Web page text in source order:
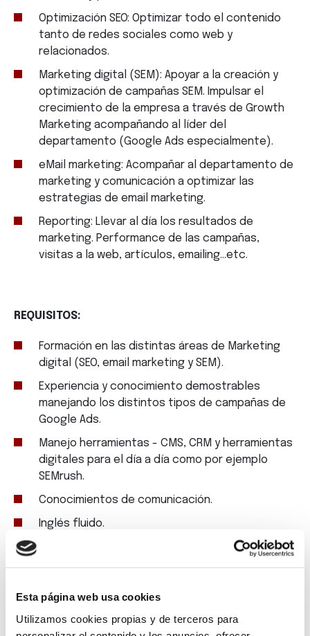
Esta página web usa cookies
Utilizamos cookies propias y de terceros para
Optimización SEO: Optimizar todo el contenido
tanto de redes sociales como web y
relacionados.
Marketing digital (SEM): Apoyar a la creación y
optimización de campañas SEM. Impulsar el
crecimiento de la empresa a través de Growth
Marketing acompañando al líder del
departamento (Google Ads especialmente).
eMail marketing: Acompañar al departamento de
marketing y comunicación a optimizar las
estrategias de email marketing.
Reporting: Llevar al día los resultados de
marketing. Performance de las campañas,
visitas a la web, artículos, emailing...etc.
REQUISITOS:
Formación en las distintas áreas de Marketing
digital (SEO, email marketing y SEM).
Experiencia y conocimiento demostrables
manejando los distintos tipos de campañas de
Google Ads.
Manejo herramientas - CMS, CRM y herramientas
digitales para el día a día como por ejemplo
SEMrush.
Conocimientos de comunicación.
Inglés fluido.